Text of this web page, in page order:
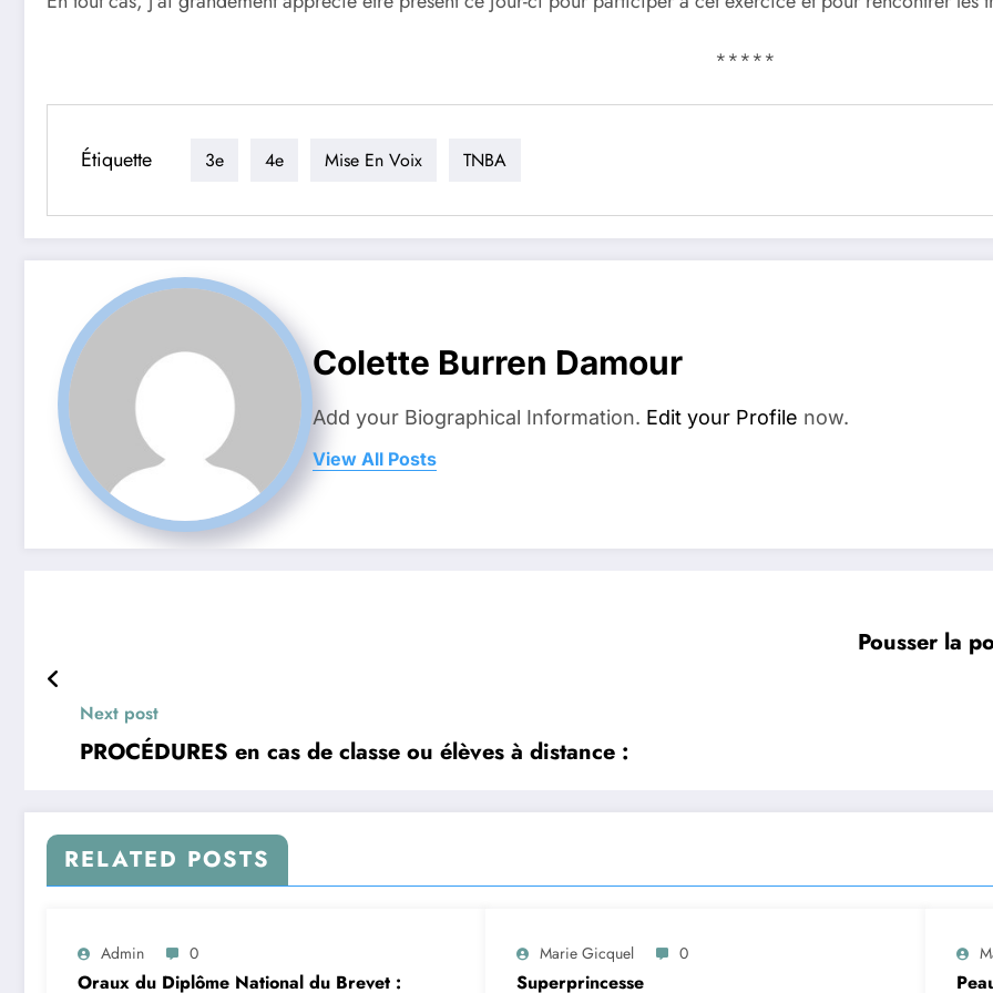
*****
Étiquette 3e 4e Mise En Voix TNBA
Colette Burren Damour
Add your Biographical Information. Edit your Profile now.
View All Posts
Pousser la
Next post
PROCÉDURES en cas de classe ou élèves à distance :
RELATED POSTS
Admin 0
Oraux du Diplôme National du Brevet :
Marie Gicquel 0
Superprincesse